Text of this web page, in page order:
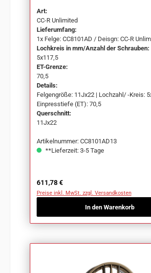
Art:
CC-R Unlimited
Lieferumfang:
1x Felge: CC8101AD / Deisgn: CC-R
Lochkreis in mm/Anzahl der Schrauben:
5x117,5
ET-Grenze:
70,5
Details:
Felgengröße: 11Jx22 | Lochzahl/ -Kreis:
Einpresstiefe (ET): 70,5
Querschnitt:
11Jx22
Artikelnummer: CC8101AD13
**Lieferzeit: 3-5 Tage
Regulärer Preis:
611,78 €
Preise inkl. MwSt. zzgl. Versandkosten
In den Warenkorb